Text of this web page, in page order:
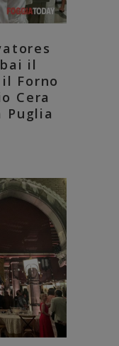
il
Forno
Cera
Puglia